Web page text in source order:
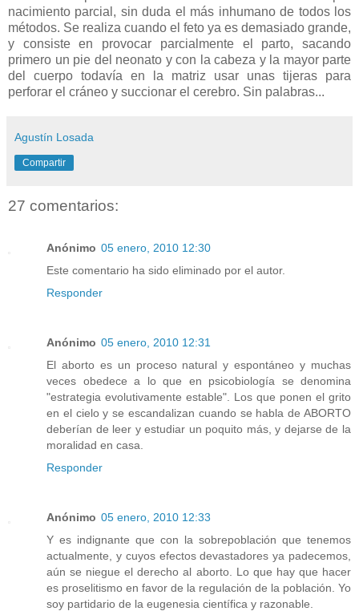
nacimiento parcial, sin duda el más inhumano de todos los
métodos. Se realiza cuando el feto ya es demasiado grande,
y consiste en provocar parcialmente el parto, sacando
primero un pie del neonato y con la cabeza y la mayor parte
del cuerpo todavía en la matriz usar unas tijeras para
perforar el cráneo y succionar el cerebro. Sin palabras...
Agustín Losada
Compartir
27 comentarios:
Anónimo 05 enero, 2010 12:30
Este comentario ha sido eliminado por el autor.
Responder
Anónimo 05 enero, 2010 12:31
El aborto es un proceso natural y espontáneo y muchas
veces obedece a lo que en psicobiología se denomina
"estrategia evolutivamente estable". Los que ponen el grito
en el cielo y se escandalizan cuando se habla de ABORTO
deberían de leer y estudiar un poquito más, y dejarse de la
moralidad en casa.
Responder
Anónimo 05 enero, 2010 12:33
Y es indignante que con la sobrepoblación que tenemos
actualmente, y cuyos efectos devastadores ya padecemos,
aún se niegue el derecho al aborto. Lo que hay que hacer
es proselitismo en favor de la regulación de la población. Yo
soy partidario de la eugenesia científica y razonable.